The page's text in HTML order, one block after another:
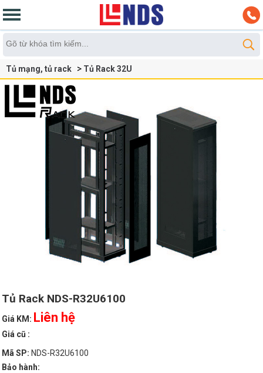
Tủ mạng, tủ rack Tủ Rack 32U
Tủ Rack NDS-R32U6100
Giá KM: Liên hệ
Giá cũ :
Mã SP: NDS-R32U6100
Bảo hành: